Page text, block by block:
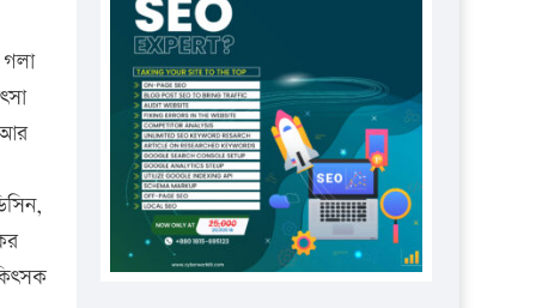
গলা
আর
এবার লঞ্চের ভাড়া বাড়ল
১৭ থেকে ২১ শতাংশ বিদ্যুতের দাম
বাড়ানোর প্রস্তাব পিডিবির
১৬ মে চাঁদপুর ও ২৫ মে ফেনী সফরে
যাবেন প্রধানমন্ত্রী
উচ্চশিক্ষায় গৌরবময় অর্জন: পূর্ণ
স্কলারশিপে যুক্তরাষ্ট্রে পিএইচডি করছেন